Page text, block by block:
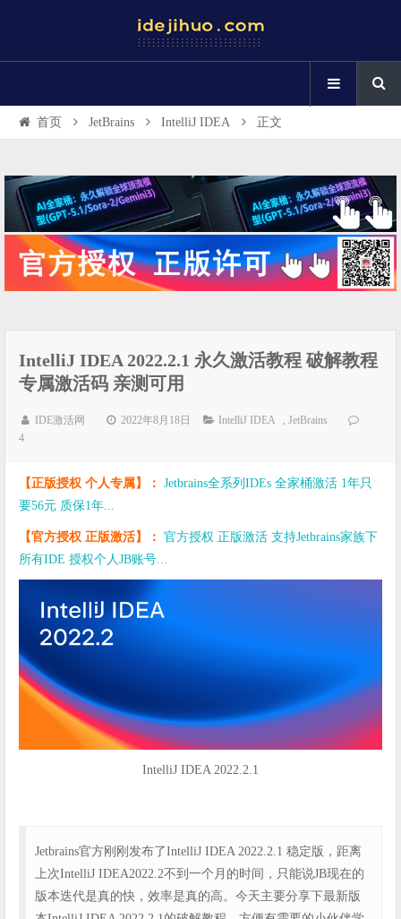
首页 JetBrains IntelliJ IDEA 正文
IntelliJ IDEA 2022.2.1 永久激活教程 破解教程
专属激活码 亲测可用
IDE激活网 2022年8月18日 IntelliJ IDEA ,JetBrains
4
【正版授权 个人专属】： Jetbrains全系列IDEs 全家桶激活 1年只
要56元 质保1年...
【官方授权 正版激活】： 官方授权 正版激活 支持Jetbrains家族下
所有IDE 授权个人JB账号...
IntelliJ IDEA 2022.2.1
Jetbrains官方刚刚发布了IntelliJ IDEA 2022.2.1 稳定版，距离
上次IntelliJ IDEA2022.2不到一个月的时间，只能说JB现在的
版本迭代是真的快，效率是真的高。今天主要分享下最新版